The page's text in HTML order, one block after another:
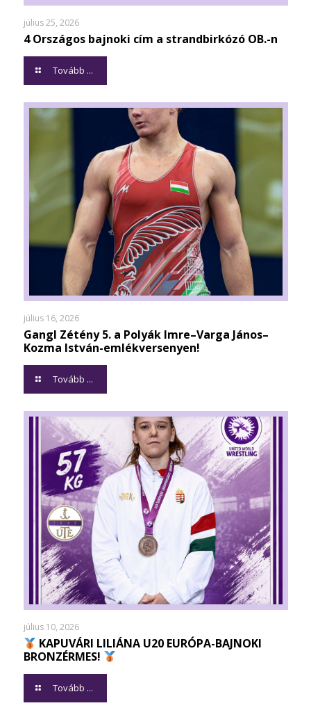
július 25, 2026
4 Országos bajnoki cím a strandbirkózó OB.-n
Tovább ...
július 16, 2026
Gangl Zétény 5. a Polyák Imre–Varga János–
Kozma István-emlékversenyen!
Tovább ...
július 10, 2026
KAPUVÁRI LILIÁNA U20 EURÓPA-BAJNOKI
BRONZÉRMES!
Tovább ...